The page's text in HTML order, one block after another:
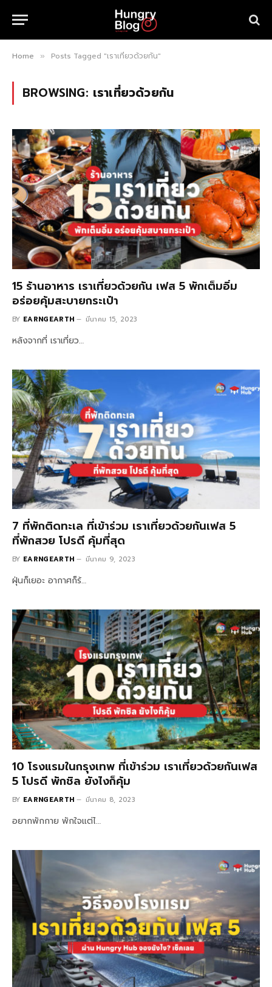
Home » Posts Tagged "เราเที่ยวด้วยกัน"
BROWSING: เราเที่ยวด้วยกัน
15 ร้านอาหาร เราเที่ยวด้วยกัน เฟส 5 พักเต็มอิ่ม
อร่อยคุ้มสะบายกระเป๋า
BY EARNGEARTH มีนาคม 15, 2023
หลังจากที่ เราเที่ยว…
7 ที่พักติดทะเล ที่เข้าร่วม เราเที่ยวด้วยกันเฟส 5
ที่พักสวย โปรดี คุ้มที่สุด
BY EARNGEARTH มีนาคม 9, 2023
ฝุ่นก็เยอะ อากาศก็ร้…
10 โรงแรมในกรุงเทพ ที่เข้าร่วม เราเที่ยวด้วยกันเฟส
5 โปรดี พักชิล ยังไงก็คุ้ม
BY EARNGEARTH มีนาคม 8, 2023
อยากพักกาย พักใจแต่ไ…